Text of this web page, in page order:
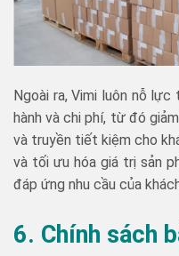
Ngoài ra, Vimi luôn nỗ
hành và chi phí, từ đó
và truyền tiết kiệm cho
và tối ưu hóa giá trị sản
đáp ứng nhu cầu của
6. Chính sách